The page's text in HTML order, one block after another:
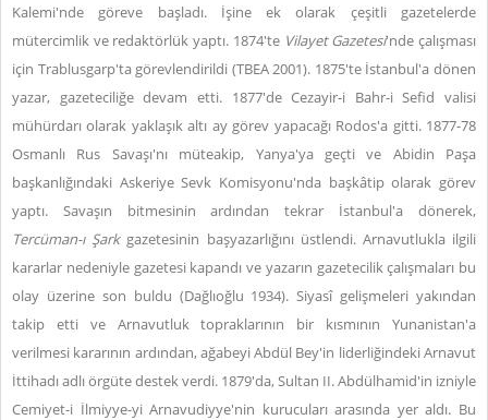
Kalemi'nde göreve başladı. İşine ek olarak çeşitli gazetelerde
mütercimlik ve redaktörlük yaptı. 1874'te Vilayet Gazetesi'nde çalışması
için Trablusgarp'ta görevlendirildi (TBEA 2001). 1875'te İstanbul'a dönen
yazar, gazeteciliğe devam etti. 1877'de Cezayir-i Bahr-i Sefid valisi
mühürdarı olarak yaklaşık altı ay görev yapacağı Rodos'a gitti. 1877-78
Osmanlı Rus Savaşı'nı müteakip, Yanya'ya geçti ve Abidin Paşa
başkanlığındaki Askeriye Sevk Komisyonu'nda başkâtip olarak görev
yaptı. Savaşın bitmesinin ardından tekrar İstanbul'a dönerek,
Tercüman-ı Şark gazetesinin başyazarlığını üstlendi. Arnavutlukla ilgili
kararlar nedeniyle gazetesi kapandı ve yazarın gazetecilik çalışmaları bu
olay üzerine son buldu (Dağlıoğlu 1934). Siyasî gelişmeleri yakından
takip etti ve Arnavutluk topraklarının bir kısmının Yunanistan'a
verilmesi kararının ardından, ağabeyi Abdül Bey'in liderliğindeki Arnavut
İttihadı adlı örgüte destek verdi. 1879'da, Sultan II. Abdülhamid'in izniyle
Cemiyet-i İlmiyye-yi Arnavudiyye'nin kurucuları arasında yer aldı. Bu